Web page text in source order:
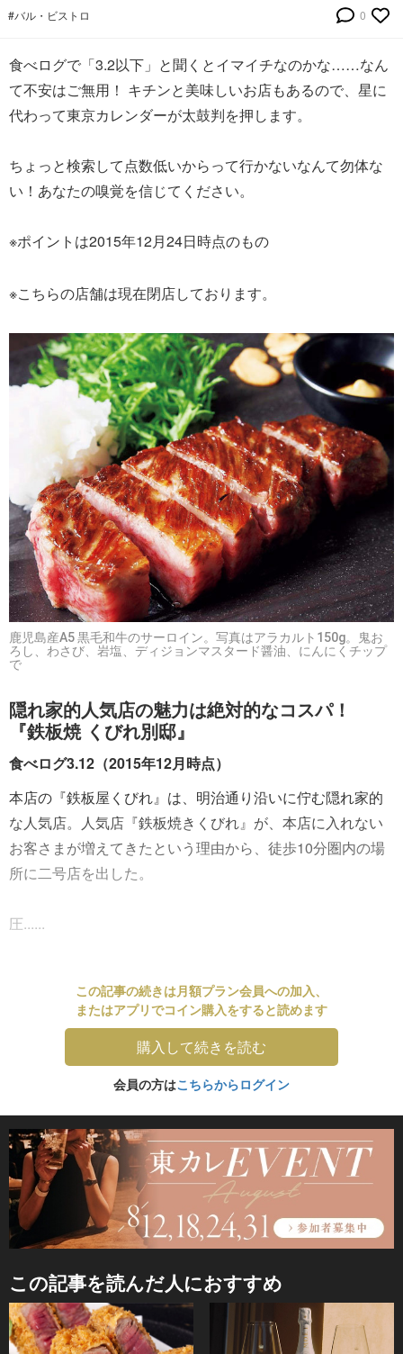
#バル・ビストロ 0
食べログで「3.2以下」と聞くとイマイチなのかな……なん
て不安はご無用！ キチンと美味しいお店もあるので、星に
代わって東京カレンダーが太鼓判を押します。
ちょっと検索して点数低いからって行かないなんて勿体な
い！あなたの嗅覚を信じてください。
※ポイントは2015年12月24日時点のもの
※こちらの店舗は現在閉店しております。
鹿児島産A5 黒毛和牛のサーロイン。写真はアラカルト150g。鬼お
ろし、わさび、岩塩、ディジョンマスタード醤油、にんにくチップ
で
隠れ家的人気店の魅力は絶対的なコスパ！
『鉄板焼 くびれ別邸』
食べログ3.12（2015年12月時点）
本店の『鉄板屋くびれ』は、明治通り沿いに佇む隠れ家的
な人気店。人気店『鉄板焼きくびれ』が、本店に入れない
お客さまが増えてきたという理由から、徒歩10分圏内の場
所に二号店を出した。
圧......
この記事の続きは月額プラン会員への加入、
またはアプリでコイン購入をすると読めます
購入して続きを読む
会員の方はこちらからログイン
この記事を読んだ人におすすめ